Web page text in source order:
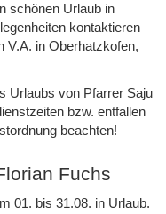
schönen Urlaub in
kontaktieren
V.A. in Oberhatzkofen,
Urlaubs von Pfarrer Saju
bzw. entfallen
beachten!
Fuchs
01. bis 31.08. in Urlaub.